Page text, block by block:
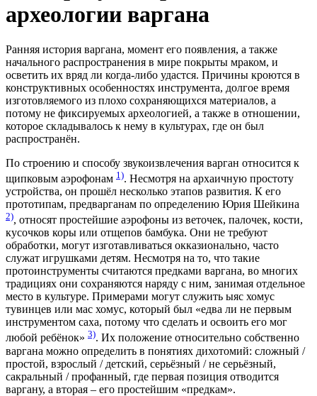
археологии варгана
Ранняя история варгана, момент его появления, а также
начального распространения в мире покрыты мраком, и
осветить их вряд ли когда-либо удастся. Причины кроются в
конструктивных особенностях инструмента, долгое время
изготовляемого из плохо сохраняющихся материалов, а
потому не фиксируемых археологией, а также в отношении,
которое складывалось к нему в культурах, где он был
распространён.
По строению и способу звукоизвлечения варган относится к
щипковым аэрофонам 1). Несмотря на архаичную простоту
устройства, он прошёл несколько этапов развития. К его
прототипам, предварганам по определению Юрия Шейкина
2), относят простейшие аэрофоны из веточек, палочек, кости,
кусочков коры или отщепов бамбука. Они не требуют
обработки, могут изготавливаться окказионально, часто
служат игрушками детям. Несмотря на то, что такие
протоинструменты считаются предками варгана, во многих
традициях они сохраняются наряду с ним, занимая отдельное
место в культуре. Примерами могут служить ыяс хомус
тувинцев или мас хомус, который был «едва ли не первым
инструментом саха, потому что сделать и освоить его мог
любой ребёнок» 3). Их положение относительно собственно
варгана можно определить в понятиях дихотомий: сложный /
простой, взрослый / детский, серьёзный / не серьёзный,
сакральный / профанный, где первая позиция отводится
варгану, а вторая – его простейшим «предкам».